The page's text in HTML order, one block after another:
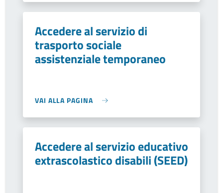
Accedere al servizio di
trasporto sociale
assistenziale temporaneo
VAI ALLA PAGINA
Accedere al servizio educativo
extrascolastico disabili (SEED)